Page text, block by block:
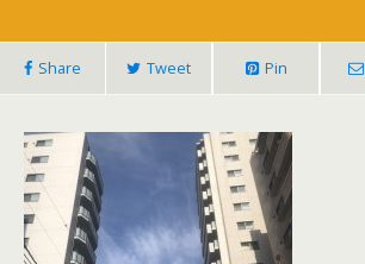
Share Tweet Pin